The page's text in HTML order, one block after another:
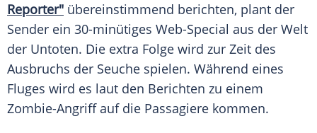
Reporter" übereinstimmend berichten, plant der
Sender ein 30-minütiges Web-Special aus der Welt
der Untoten. Die extra Folge wird zur Zeit des
Ausbruchs der Seuche spielen. Während eines
Fluges wird es laut den Berichten zu einem
Zombie-Angriff auf die Passagiere kommen.